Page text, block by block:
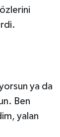
ya da
Ben
yalan